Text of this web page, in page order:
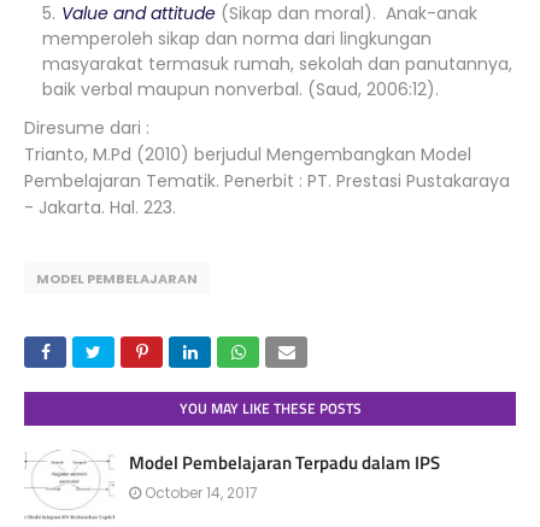
Value and attitude (Sikap dan moral). Anak-anak
memperoleh sikap dan norma dari lingkungan
masyarakat termasuk rumah, sekolah dan panutannya,
baik verbal maupun nonverbal. (Saud, 2006:12).
Diresume dari :
Trianto, M.Pd (2010) berjudul Mengembangkan Model
Pembelajaran Tematik. Penerbit : PT. Prestasi Pustakaraya
- Jakarta. Hal. 223.
MODEL PEMBELAJARAN
YOU MAY LIKE THESE POSTS
Model Pembelajaran Terpadu dalam IPS
October 14, 2017